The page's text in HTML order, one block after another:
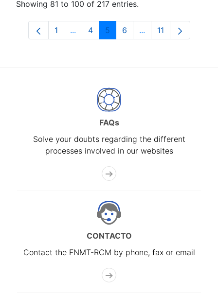
Showing 81 to 100 of 217 entries.
Page
1 ...Intermediate Pages Use TAB to
Page
4 Page
5 Page
6 ...Intermediate Pages
Page
11
FAQs
Solve your doubts regarding the different
processes involved in our websites
CONTACTO
Contact the FNMT-RCM by phone, fax or email